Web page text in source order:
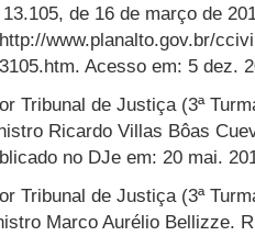
13.105, de 16 de março de
www.planalto.gov.br/
Acesso em: 5 dez.
Tribunal de Justiça (3ª
Ricardo Villas Bôas
no DJe em: 20 mai.
Tribunal de Justiça (3ª
Marco Aurélio Bellizze.